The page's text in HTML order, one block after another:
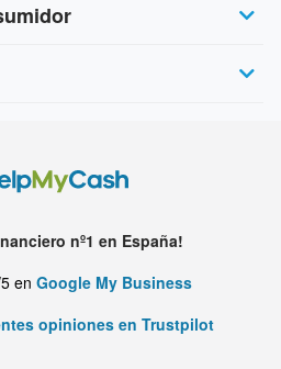
nº1 en España!
en Google My Business
opiniones en Trustpilot